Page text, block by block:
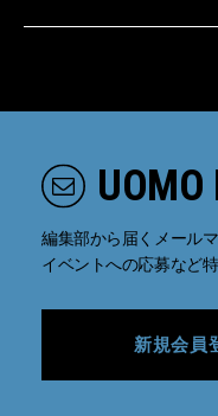
UOMO
編集部から届くメール
イベントへの応募など
新規会員